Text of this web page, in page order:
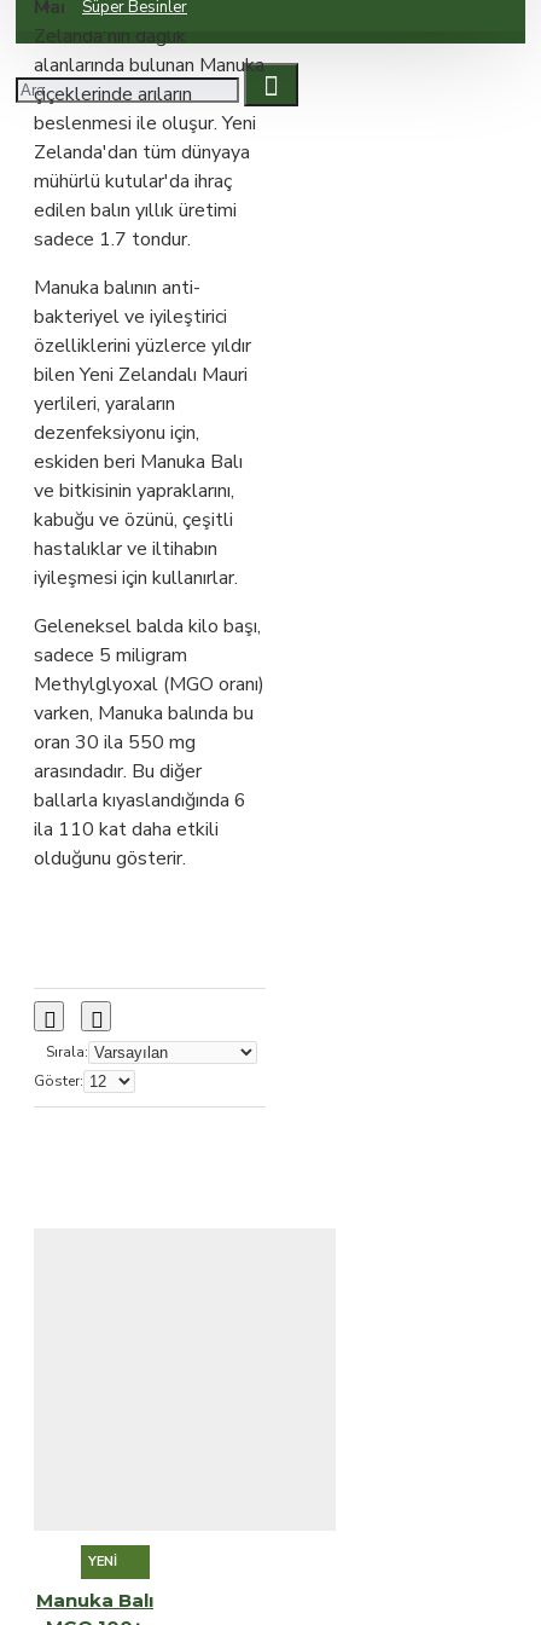
Süper Besinler
Manuka Balı, Yeni
Zelanda'nın dağlık
alanlarında bulunan Manuka
çiçeklerinde arıların
beslenmesi ile oluşur. Yeni
Zelanda'dan tüm dünyaya
mühürlü kutular'da ihraç
edilen balın yıllık üretimi
sadece 1.7 tondur.
Manuka balının anti-
bakteriyel ve iyileştirici
özelliklerini yüzlerce yıldır
bilen Yeni Zelandalı Mauri
yerlileri, yaraların
dezenfeksiyonu için,
eskiden beri Manuka Balı
ve bitkisinin yapraklarını,
kabuğu ve özünü, çeşitli
hastalıklar ve iltihabın
iyileşmesi için kullanırlar.
Geleneksel balda kilo başı,
sadece 5 miligram
Methylglyoxal (MGO oranı)
varken, Manuka balında bu
oran 30 ila 550 mg
arasındadır. Bu diğer
ballarla kıyaslandığında 6
ila 110 kat daha etkili
olduğunu gösterir.
Sırala:
Göster:
YENI
Manuka Balı